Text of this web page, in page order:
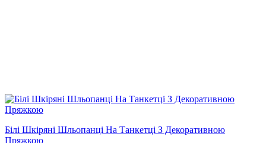
Білі Шкіряні Шльопанці На Танкетці З Декоративною
Пряжкою